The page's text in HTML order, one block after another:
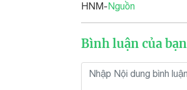
HNM- Nguồn
Bình luận của bạn